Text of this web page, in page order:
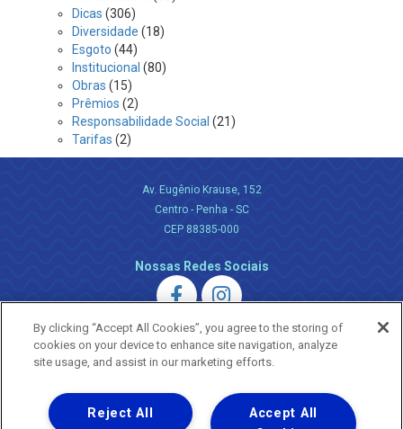
Dicas (306)
Diversidade (18)
Esgoto (44)
Institucional (80)
Obras (15)
Prêmios (2)
Responsabilidade Social (21)
Tarifas (2)
Av. Eugênio Krause, 152
Centro - Penha - SC
CEP 88385-000
Nossas Redes Sociais
Uma empresa
Copyright ® 2026 - Todos os Direitos Reservados.
By clicking “Accept All Cookies”, you agree to the storing of
cookies on your device to enhance site navigation, analyze
site usage, and assist in our marketing efforts.
Accept All
Reject All